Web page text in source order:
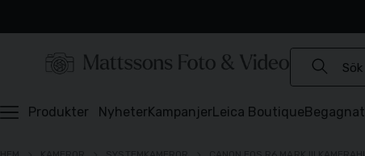
Produkter NyheterKampanjerLeica BoutiqueBegagnat